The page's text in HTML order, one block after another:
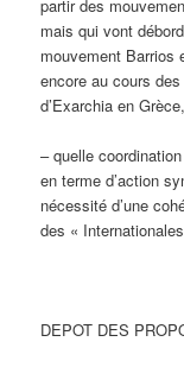
partir des
mais qui vont
mouvement Barrios
encore au cours
d’Exarchia en
– quelle
en terme d’action
nécessité d’une
des «
DEPOT DES